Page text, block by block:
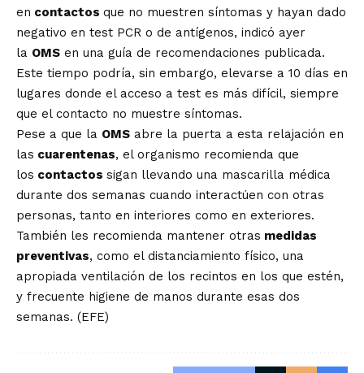
en contactos que no muestren síntomas y hayan dado
negativo en test PCR o de antígenos, indicó ayer
la OMS en una guía de recomendaciones publicada.
Este tiempo podría, sin embargo, elevarse a 10 días en
lugares donde el acceso a test es más difícil, siempre
que el contacto no muestre síntomas.
Pese a que la OMS abre la puerta a esta relajación en
las cuarentenas, el organismo recomienda que
los contactos sigan llevando una mascarilla médica
durante dos semanas cuando interactúen con otras
personas, tanto en interiores como en exteriores.
También les recomienda mantener otras medidas
preventivas, como el distanciamiento físico, una
apropiada ventilación de los recintos en los que estén,
y frecuente higiene de manos durante esas dos
semanas. (EFE)